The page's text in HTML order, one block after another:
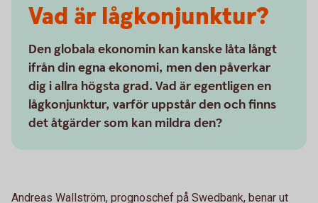
Vad är lågkonjunktur?
Den globala ekonomin kan kanske låta långt
ifrån din egna ekonomi, men den påverkar
dig i allra högsta grad. Vad är egentligen en
lågkonjunktur, varför uppstår den och finns
det åtgärder som kan mildra den?
Andreas Wallström, prognoschef på Swedbank, benar ut